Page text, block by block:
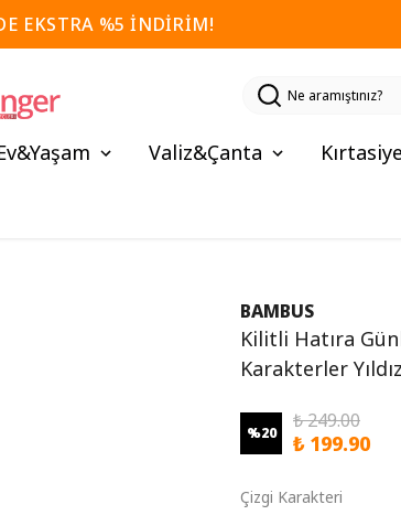
EKSTRA %5 İNDİRİM!
Valiz&Çanta Kırtasiye
BAMBUS
Kilitli Hatıra
Karakterler
%20
₺ 249.00
₺ 199.90
Çizgi Karakteri